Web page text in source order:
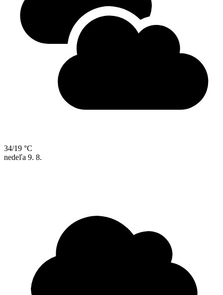
34/19 °C
nedeľa 9. 8.